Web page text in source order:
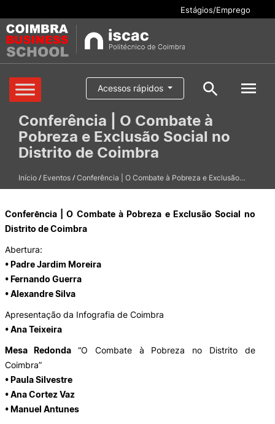
Cursos
Aluno/a
Serviços
Internacional
Candidaturas
Eco-Escola & Eco-Campus
Observatórios
Estágios/Emprego
Acessos rápidos
Pesquisar
Oferta formativa
Conferência | O Combate à
Pobreza e Exclusão Social no
Distrito de Coimbra
Início / Eventos /Conferência | O Combate à Pobreza e Exclusão…
Conferência | O Combate à Pobreza e Exclusão Social no
Distrito de Coimbra
Abertura:
• Padre Jardim Moreira
• Fernando Guerra
• Alexandre Silva
Apresentação da Infografia de Coimbra
• Ana Teixeira
Mesa Redonda “O Combate à Pobreza no Distrito de
Coimbra”
• Paula Silvestre
• Ana Cortez Vaz
• Manuel Antunes